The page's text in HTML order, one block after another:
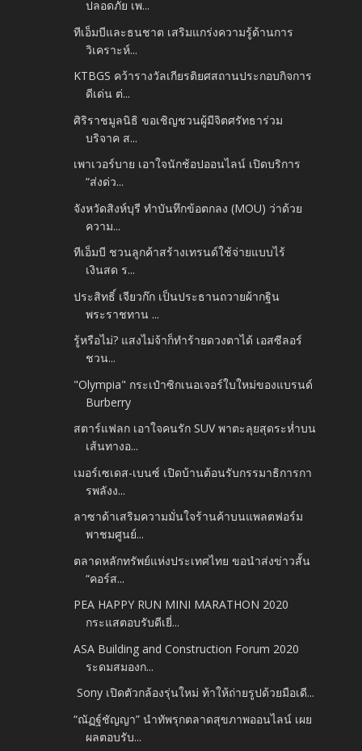
ปลอดภัย เพ...
ทีเอ็มบีและธนชาต เสริมแกร่งความรู้ด้านการ
วิเคราะห์...
KTBGS คว้ารางวัลเกียรติยศสถานประกอบกิจการ
ดีเด่น ต่...
ศิริราชมูลนิธิ ขอเชิญชวนผู้มีจิตศรัทธาร่วม
บริจาค ส...
เพาเวอร์บาย เอาใจนักช้อปออนไลน์ เปิดบริการ
“ส่งด่ว...
จังหวัดสิงห์บุรี ทำบันทึกข้อตกลง (MOU) ว่าด้วย
ความ...
ทีเอ็มบี ชวนลูกค้าสร้างเทรนด์ใช้จ่ายแบบไร้
เงินสด ร...
ประสิทธิ์ เจียวก๊ก เป็นประธานถวายผ้ากฐิน
พระราชทาน ...
รู้หรือไม่? แสงไม่จ้าก็ทำร้ายดวงตาได้ เอสซีลอร์
ชวน...
"Olympia" กระเป๋าซิกเนอเจอร์ใบใหม่ของแบรนด์
Burberry
สตาร์แฟลก เอาใจคนรัก SUV พาตะลุยสุดระห่ำบน
เส้นทางอ...
เมอร์เซเดส-เบนซ์ เปิดบ้านต้อนรับกรรมาธิการกา
รพลังง...
ลาซาด้าเสริมความมั่นใจร้านค้าบนแพลตฟอร์ม
พาชมศูนย์...
ตลาดหลักทรัพย์แห่งประเทศไทย ขอนำส่งข่าวสั้น
“คอร์ส...
PEA HAPPY RUN MINI MARATHON 2020
กระแสตอบรับดีเยี่...
ASA Building and Construction Forum 2020
ระดมสมองก...
Sony เปิดตัวกล้องรุ่นใหม่ ท้าให้ถ่ายรูปด้วยมือเดี...
“ณัฏฐ์ชัญญา” นำทัพรุกตลาดสุขภาพออนไลน์ เผย
ผลตอบรับ...